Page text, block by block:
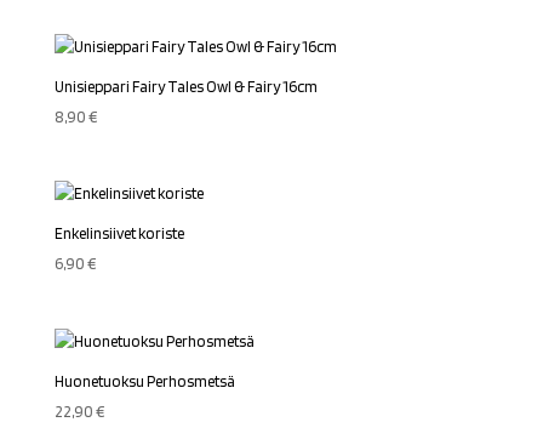
Unisieppari Fairy Tales Owl & Fairy 16cm
8,90€
Enkelinsiivet koriste
6,90€
Huonetuoksu Perhosmetsä
22,90€